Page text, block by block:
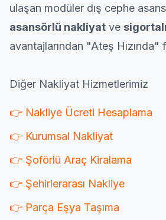
ulaşan modüler dış cephe
asansörlü nakliyat ve
avantajlarından "Ateş
Diğer Nakliyat Hizmetlerimiz
👉 Nakliye Ücreti Hesaplama
👉 Kurumsal Nakliyat
👉 Şoförlü Araç Kiralama
👉 Şehirlerarası Nakliye
👉 Parça Eşya Taşıma